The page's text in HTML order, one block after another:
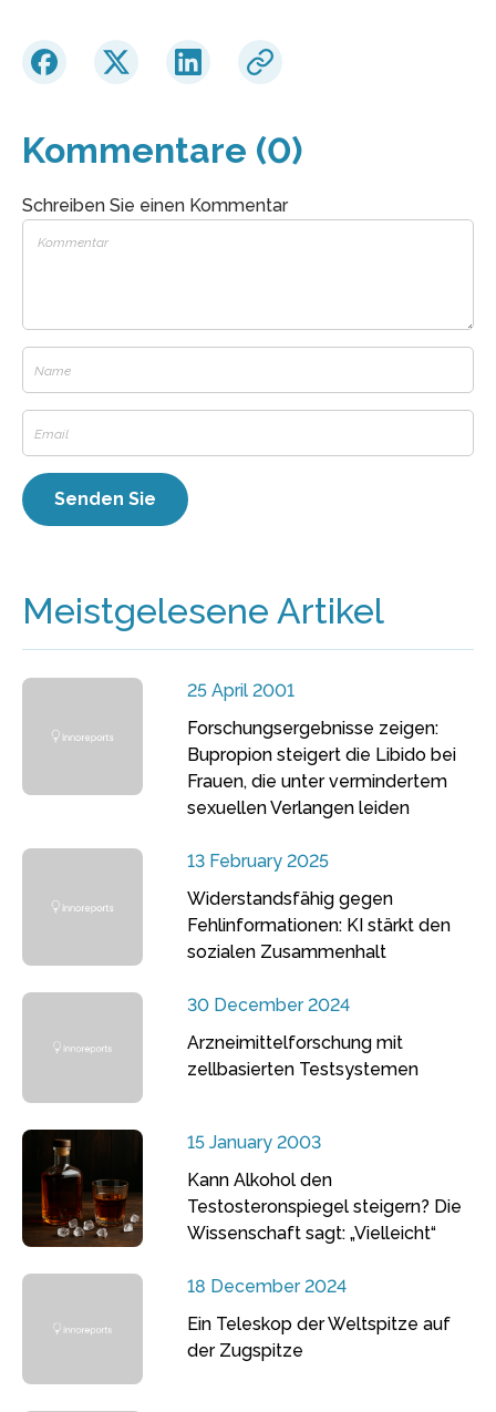
Kommentare (0)
Schreiben Sie einen Kommentar
Meistgelesene Artikel
25 April 2001
Forschungsergebnisse zeigen:
Bupropion steigert die Libido bei
Frauen, die unter vermindertem
sexuellen Verlangen leiden
13 February 2025
Widerstandsfähig gegen
Fehlinformationen: KI stärkt den
sozialen Zusammenhalt
30 December 2024
Arzneimittelforschung mit
zellbasierten Testsystemen
15 January 2003
Kann Alkohol den
Testosteronspiegel steigern? Die
Wissenschaft sagt: „Vielleicht“
18 December 2024
Ein Teleskop der Weltspitze auf
der Zugspitze